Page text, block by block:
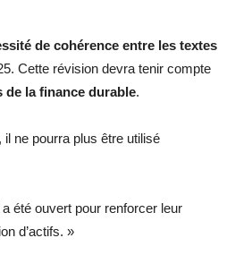
de cohérence entre les textes
Cette révision devra tenir compte
la finance durable.
, il ne pourra plus être utilisé
été ouvert pour renforcer leur
d’actifs. »